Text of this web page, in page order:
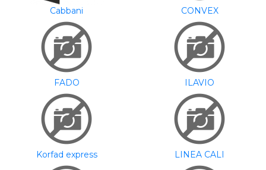
Cabbani CONVEX
FADO ILAVIO
Korfad express LINEA CALI